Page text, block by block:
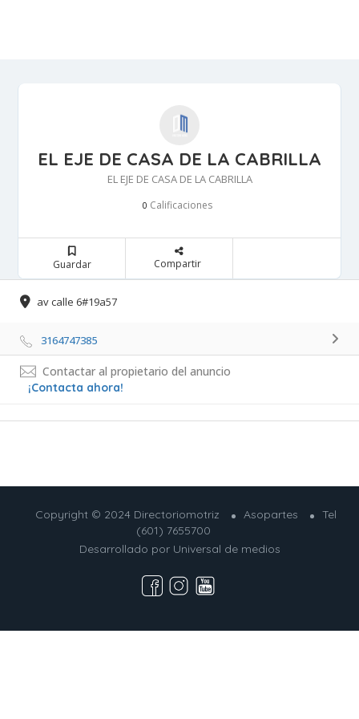
EL EJE DE CASA DE LA CABRILLA
EL EJE DE CASA DE LA CABRILLA
0 Calificaciones
Guardar Compartir
av calle 6#19a57
3164747385
Contactar al propietario del anuncio
¡Contacta ahora!
Copyright © 2024 Directoriomotriz Asopartes
Tel
(601) 7655700
Desarrollado por Universal de medios